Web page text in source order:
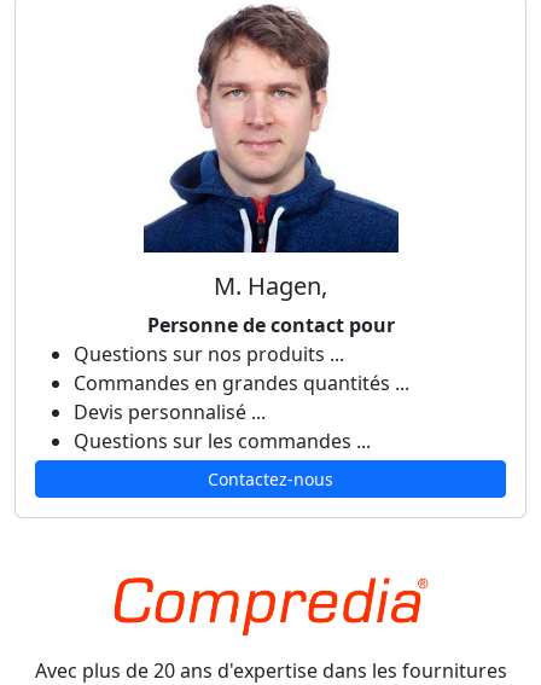
M. Hagen,
Personne de contact pour
Questions sur nos produits ...
Commandes en grandes quantités ...
Devis personnalisé ...
Questions sur les commandes ...
Contactez-nous
Avec plus de 20 ans d'expertise dans les fournitures